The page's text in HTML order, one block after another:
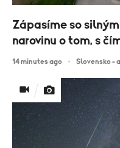
Zápasíme so
narovinu o tom, s
14 minutes ago Slovensko -